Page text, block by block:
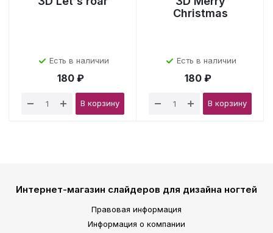
Есть в наличии
180 ₽
В корзину
Christmas
Есть в наличии
180 ₽
В корзину
Интернет-магазин слайдеров для дизайна ногтей
Правовая информация
Информация о компании